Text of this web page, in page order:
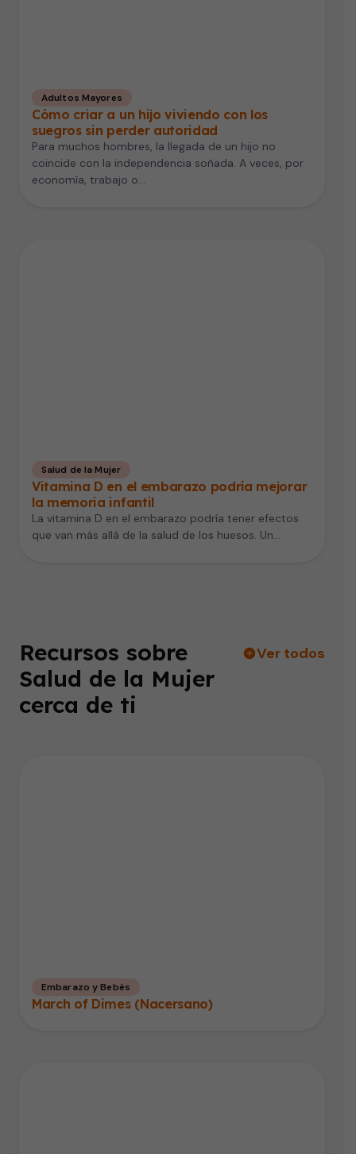
Adultos Mayores
Cómo criar a un hijo viviendo con los
suegros sin perder autoridad
Para muchos hombres, la llegada de un hijo no
coincide con la independencia soñada. A veces, por
economía, trabajo o…
Salud de la Mujer
Vitamina D en el embarazo podría mejorar
la memoria infantil
La vitamina D en el embarazo podría tener efectos
que van más allá de la salud de los huesos. Un…
Recursos sobre
Salud de la Mujer
cerca de ti
Ver todos
Embarazo y Bebés
March of Dimes (Nacersano)